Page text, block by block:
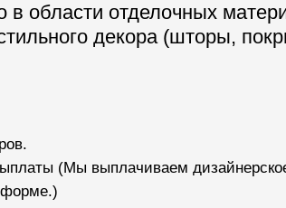
в области отделочных
декора (шторы,
(Мы выплачиваем